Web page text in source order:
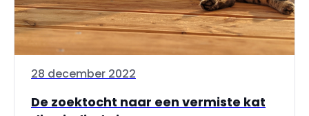
28 december 2022
De zoektocht naar een vermiste kat